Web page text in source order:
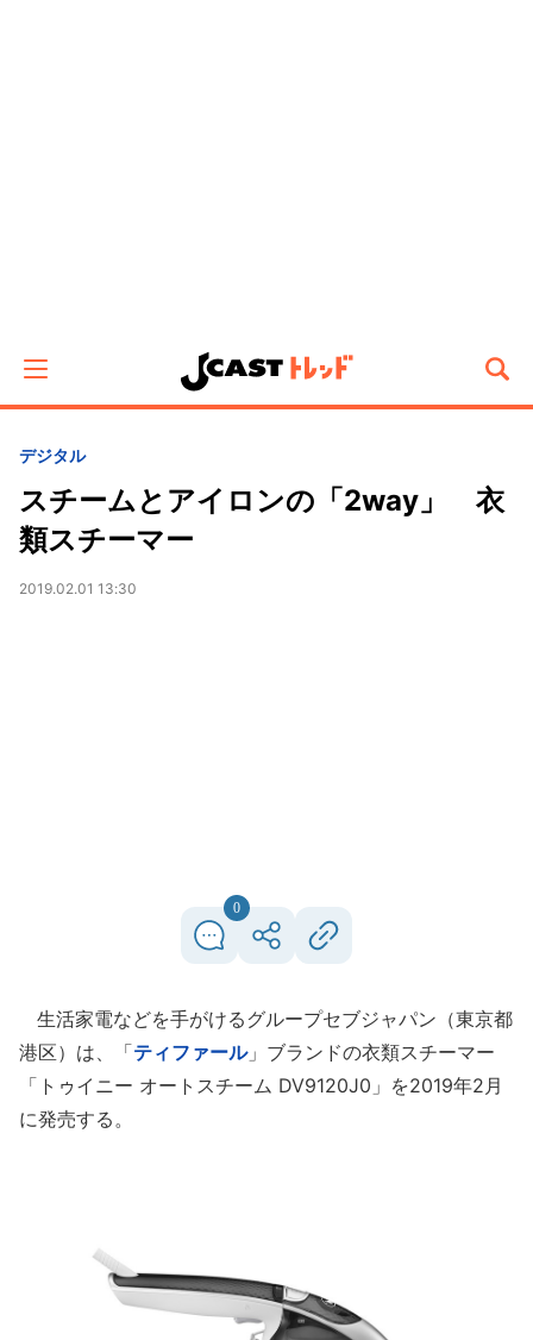
デジタル
スチームとアイロンの「2way」 衣
類スチーマー
2019.02.01 13:30
0
生活家電などを手がけるグループセブジャパン（東京都
港区）は、「ティファール」ブランドの衣類スチーマー
「トゥイニー オートスチーム DV9120J0」を2019年2月
に発売する。